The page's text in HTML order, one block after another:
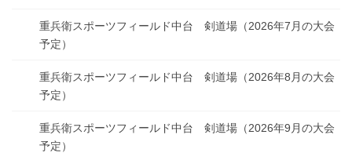
重兵衛スポーツフィールド中台 剣道場（2026年7月の大会
予定）
重兵衛スポーツフィールド中台 剣道場（2026年8月の大会
予定）
重兵衛スポーツフィールド中台 剣道場（2026年9月の大会
予定）